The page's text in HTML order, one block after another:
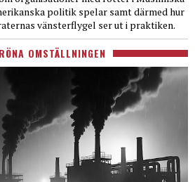
politik spelar samt därmed hur
vänsterflygel ser ut i praktiken.
OMSTÄLLNINGEN